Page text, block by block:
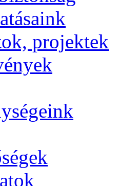
projektek